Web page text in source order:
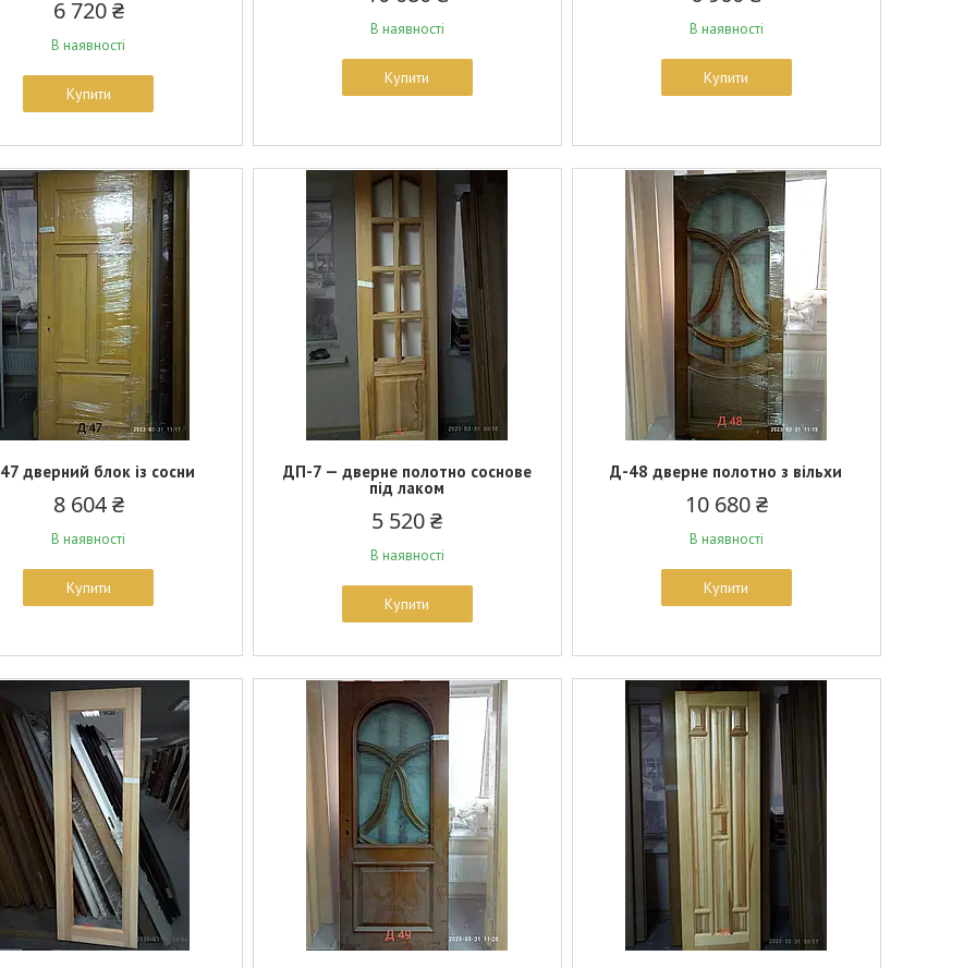
6 720 ₴
В наявності
Купити
В наявності
Купити
В наявності
Купити
дверний блок із сосни
8 604 ₴
В наявності
Купити
ДП-7 — дверне полотно соснове
під лаком
5 520 ₴
В наявності
Купити
Д-48 дверне полотно з вільхи
10 680 ₴
В наявності
Купити